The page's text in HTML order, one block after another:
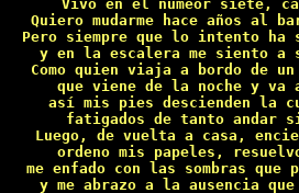
Vivo en el númeor siete,
Quiero mudarme hace años al
Pero siempre que lo intento
y en la escalera me siento a
Como quien viaja a bordo de
que viene de la noche y va
así mis pies descienden la
fatigados de tanto andar
Luego, de vuelta a casa,
ordeno mis papeles,
me enfado con las sombras
y me abrazo a la ausencia